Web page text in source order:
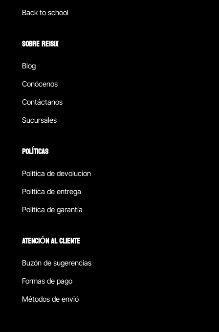
Back to school
SOBRE REISIX
Blog
Conócenos
Contáctanos
Sucursales
POLÍTICAS
Política de devolucion
Política de entrega
Política de garantía
ATENCIÓN AL CLIENTE
Buzón de sugerencias
Formas de pago
Métodos de envió